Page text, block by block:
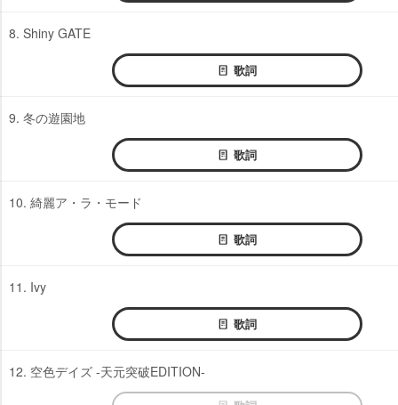
8. Shiny GATE
歌詞
9. 冬の遊園地
歌詞
10. 綺麗ア・ラ・モード
歌詞
11. Ivy
歌詞
12. 空色デイズ -天元突破EDITION-